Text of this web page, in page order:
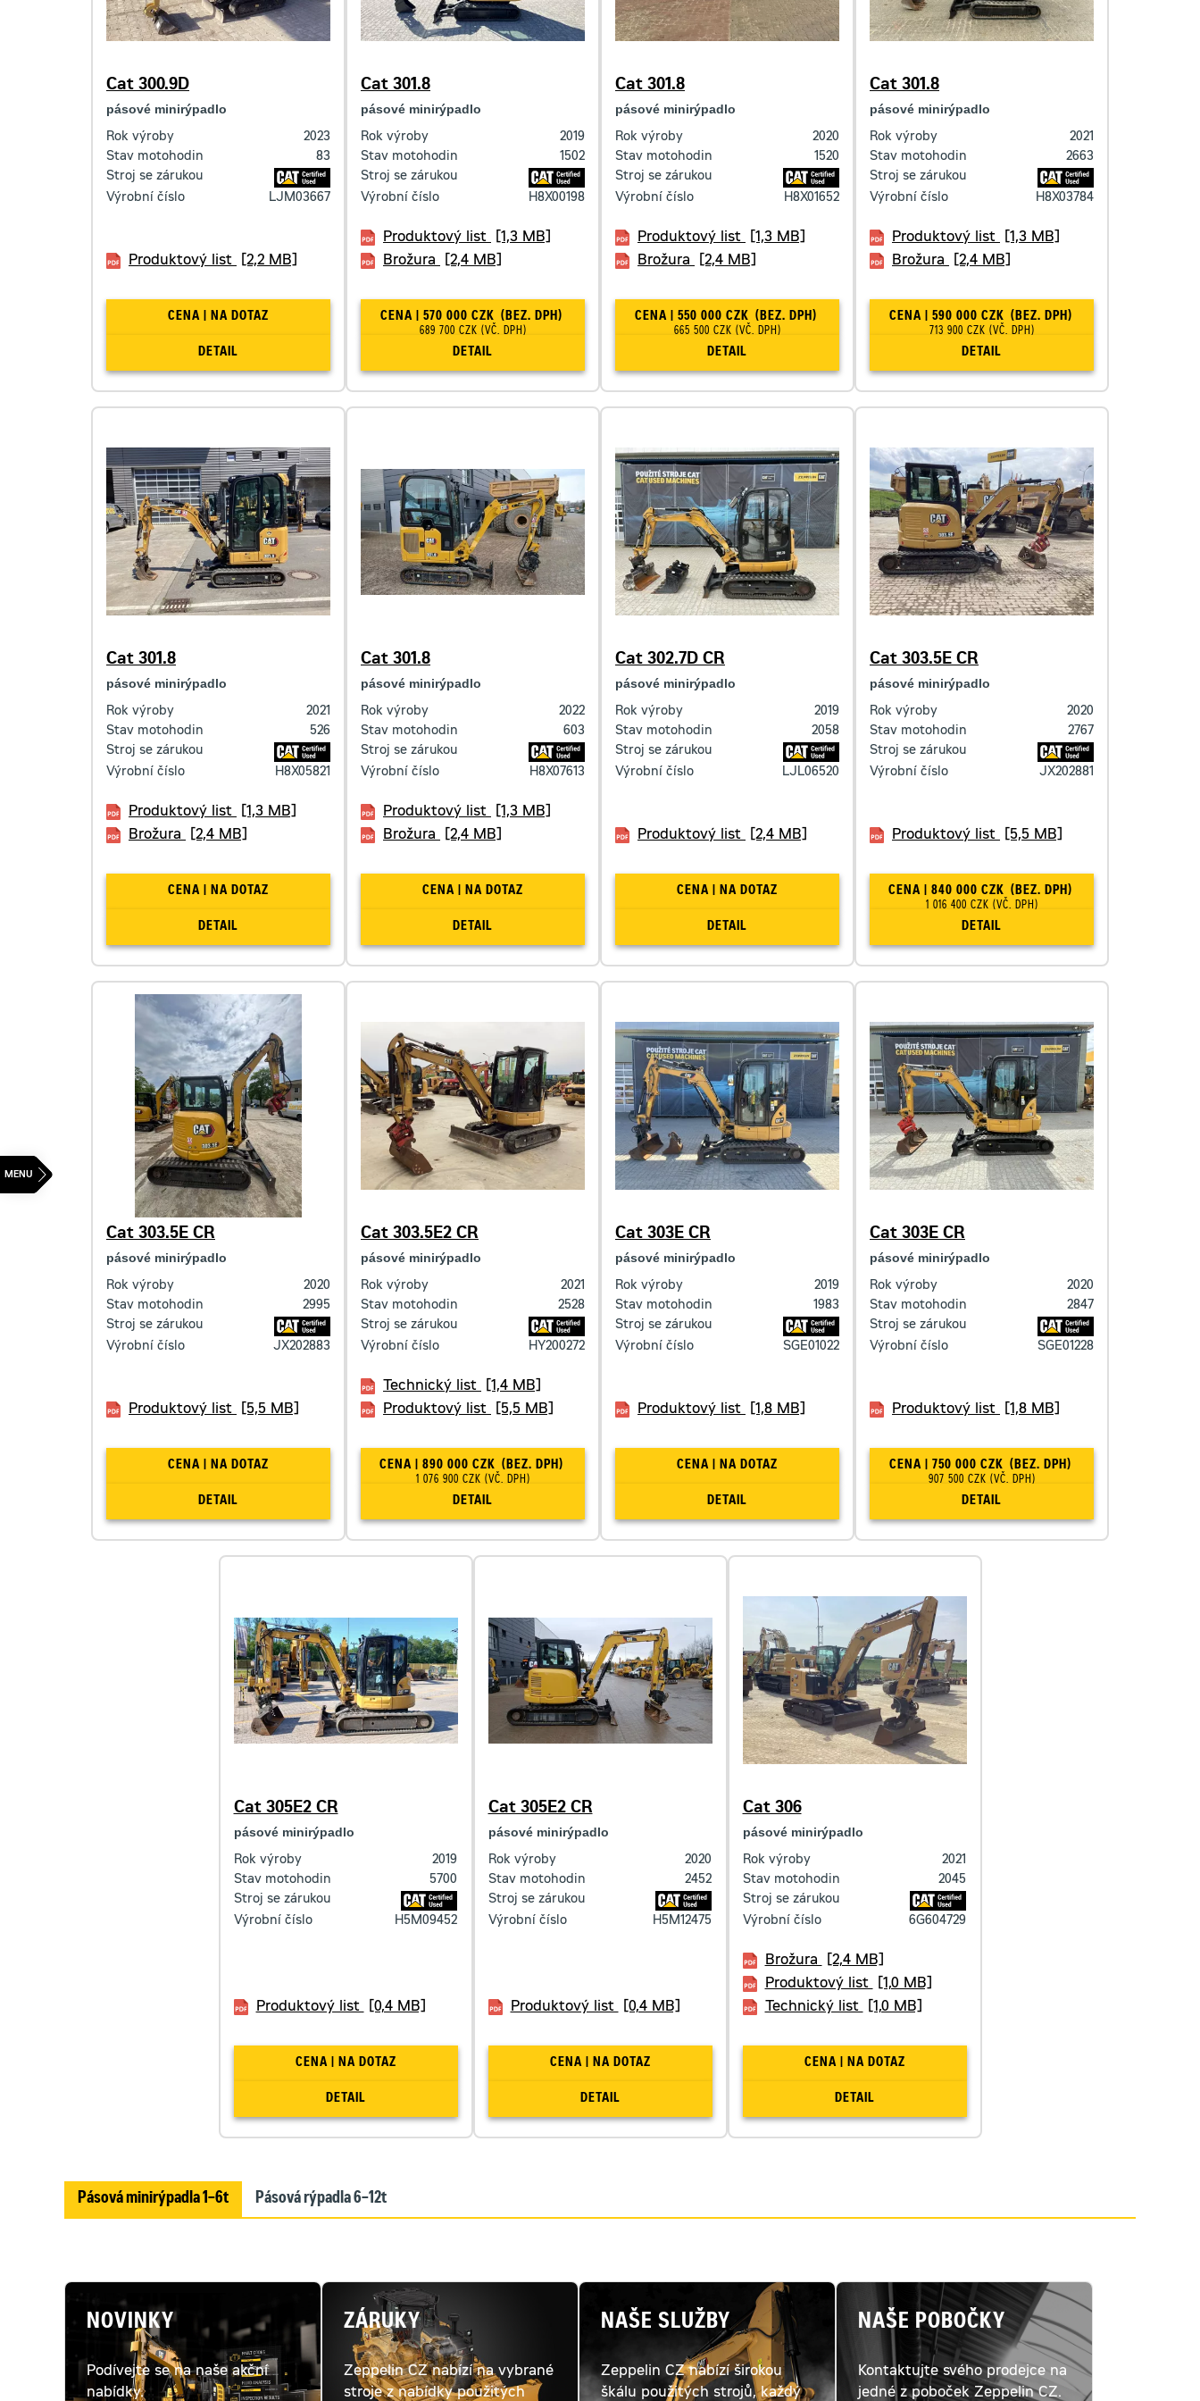
Cat 300.9D
pásové minirýpadlo
Rok výroby
2023
Stav motohodin
83
Stroj se zárukou
Výrobní číslo
LJM03667
Produktový list [2,2 MB]
CENA | NA DOTAZ
DETAIL
Cat 301.8
pásové minirýpadlo
Rok výroby
2019
Stav motohodin
1502
Stroj se zárukou
Výrobní číslo
H8X00198
Produktový list
[1,3 MB]
Brožura
[2,4 MB]
CENA | 570 000 CZK (BEZ. DPH)
689 700 CZK (VČ. DPH)
DETAIL
Cat 301.8
pásové minirýpadlo
Rok výroby
2020
Stav motohodin
1520
Stroj se zárukou
Výrobní číslo
H8X01652
Produktový list
[1,3 MB]
Brožura
[2,4 MB]
CENA | 550 000 CZK (BEZ. DPH)
665 500 CZK (VČ. DPH)
DETAIL
Cat 301.8
pásové minirýpadlo
Rok výroby
2021
Stav motohodin
2663
Stroj se zárukou
Výrobní číslo
H8X03784
Produktový list
[1,3 MB]
Brožura
[2,4 MB]
CENA | 590 000 CZK (BEZ. DPH)
713 900 CZK (VČ. DPH)
DETAIL
Cat 301.8
pásové minirýpadlo
Rok výroby
2021
Stav motohodin
526
Stroj se zárukou
Výrobní číslo
H8X05821
Produktový list
[1,3 MB]
Brožura
[2,4 MB]
CENA | NA DOTAZ
DETAIL
Cat 301.8
pásové minirýpadlo
Rok výroby
2022
Stav motohodin
603
Stroj se zárukou
Výrobní číslo
H8X07613
Produktový list
[1,3 MB]
Brožura
[2,4 MB]
CENA | NA DOTAZ
DETAIL
Cat 302.7D CR
pásové minirýpadlo
Rok výroby
2019
Stav motohodin
2058
Stroj se zárukou
Výrobní číslo
LJL06520
Produktový list [2,4 MB]
CENA | NA DOTAZ
DETAIL
Cat 303.5E CR
pásové minirýpadlo
Rok výroby
2020
Stav motohodin
2767
Stroj se zárukou
Výrobní číslo
JX202881
Produktový list [5,5 MB]
CENA | 840 000 CZK (BEZ. DPH)
1 016 400 CZK (VČ. DPH)
DETAIL
Cat 303.5E CR
pásové minirýpadlo
Rok výroby
2020
Stav motohodin
2995
Stroj se zárukou
Výrobní číslo
JX202883
Produktový list [5,5 MB]
CENA | NA DOTAZ
DETAIL
Cat 303.5E2 CR
pásové minirýpadlo
Rok výroby
2021
Stav motohodin
2528
Stroj se zárukou
Výrobní číslo
HY200272
Technický list
[1,4 MB]
Produktový list
[5,5 MB]
CENA | 890 000 CZK (BEZ. DPH)
1 076 900 CZK (VČ. DPH)
DETAIL
Cat 303E CR
pásové minirýpadlo
Rok výroby
2019
Stav motohodin
1983
Stroj se zárukou
Výrobní číslo
SGE01022
Produktový list [1,8 MB]
CENA | NA DOTAZ
DETAIL
Cat 303E CR
pásové minirýpadlo
Rok výroby
2020
Stav motohodin
2847
Stroj se zárukou
Výrobní číslo
SGE01228
Produktový list [1,8 MB]
CENA | 750 000 CZK (BEZ. DPH)
907 500 CZK (VČ. DPH)
DETAIL
Cat 305E2 CR
pásové minirýpadlo
Rok výroby
2019
Stav motohodin
5700
Stroj se zárukou
Výrobní číslo
H5M09452
Produktový list [0,4 MB]
CENA | NA DOTAZ
DETAIL
Cat 305E2 CR
pásové minirýpadlo
Rok výroby
2020
Stav motohodin
2452
Stroj se zárukou
Výrobní číslo
H5M12475
Produktový list [0,4 MB]
CENA | NA DOTAZ
DETAIL
Cat 306
pásové minirýpadlo
Rok výroby
2021
Stav motohodin
2045
Stroj se zárukou
Výrobní číslo
6G604729
Brožura
[2,4 MB]
Produktový list
[1,0 MB]
Technický list
[1,0 MB]
CENA | NA DOTAZ
DETAIL
Pásová minirýpadla 1–6t Pásová rýpadla 6–12t
NOVINKY
Podívejte se na naše akční
nabídky.
ZÁRUKY
Zeppelin CZ nabízí na vybrané
stroje z nabídky použitých
NAŠE SLUŽBY
Zeppelin CZ nabízí širokou
škálu použitých strojů, každý
NAŠE POBOČKY
Kontaktujte svého prodejce na
jedné z poboček Zeppelin CZ.